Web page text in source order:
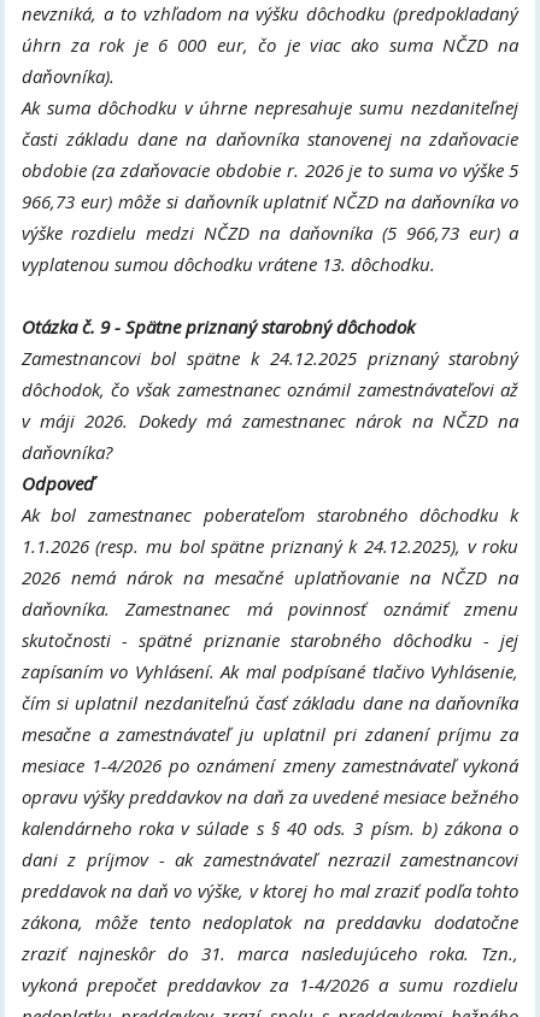
nevzniká, a to vzhľadom na výšku dôchodku (predpokladaný
úhrn za rok je 6 000 eur, čo je viac ako suma NČZD na
daňovníka).
Ak suma dôchodku v úhrne nepresahuje sumu nezdaniteľnej
časti základu dane na daňovníka stanovenej na zdaňovacie
obdobie (za zdaňovacie obdobie r. 2026 je to suma vo výške 5
966,73 eur) môže si daňovník uplatniť NČZD na daňovníka vo
výške rozdielu medzi NČZD na daňovníka (5 966,73 eur) a
vyplatenou sumou dôchodku vrátene 13. dôchodku.
Otázka č. 9 - Spätne priznaný starobný dôchodok
Zamestnancovi bol spätne k 24.12.2025 priznaný starobný
dôchodok, čo však zamestnanec oznámil zamestnávateľovi až
v máji 2026. Dokedy má zamestnanec nárok na NČZD na
daňovníka?
Odpoveď
Ak bol zamestnanec poberateľom starobného dôchodku k
1.1.2026 (resp. mu bol spätne priznaný k 24.12.2025), v roku
2026 nemá nárok na mesačné uplatňovanie na NČZD na
daňovníka. Zamestnanec má povinnosť oznámiť zmenu
skutočnosti - spätné priznanie starobného dôchodku - jej
zapísaním vo Vyhlásení. Ak mal podpísané tlačivo Vyhlásenie,
čím si uplatnil nezdaniteľnú časť základu dane na daňovníka
mesačne a zamestnávateľ ju uplatnil pri zdanení príjmu za
mesiace 1-4/2026 po oznámení zmeny zamestnávateľ vykoná
opravu výšky preddavkov na daň za uvedené mesiace bežného
kalendárneho roka v súlade s § 40 ods. 3 písm. b) zákona o
dani z príjmov - ak zamestnávateľ nezrazil zamestnancovi
preddavok na daň vo výške, v ktorej ho mal zraziť podľa tohto
zákona, môže tento nedoplatok na preddavku dodatočne
zraziť najneskôr do 31. marca nasledujúceho roka. Tzn.,
vykoná prepočet preddavkov za 1-4/2026 a sumu rozdielu